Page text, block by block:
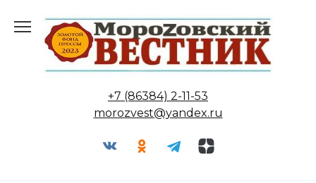
содержанию
+7 (86384) 2-11-53
morozvest@yandex.ru